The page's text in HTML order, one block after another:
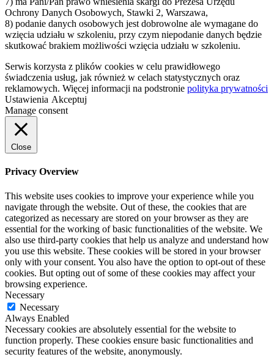
Ochrony Danych Osobowych, Stawki 2, Warszawa,
8) podanie danych osobowych jest dobrowolne ale wymagane do
wzięcia udziału w szkoleniu, przy czym niepodanie danych będzie
skutkować brakiem możliwości wzięcia udziału w szkoleniu.
Serwis korzysta z plików cookies w celu prawidłowego
świadczenia usług, jak również w celach statystycznych oraz
reklamowych. Więcej informacji na podstronie polityka prywatności
Ustawienia Akceptuj
Manage consent
Close
Privacy Overview
This website uses cookies to improve your experience while you
navigate through the website. Out of these, the cookies that are
categorized as necessary are stored on your browser as they are
essential for the working of basic functionalities of the website. We
also use third-party cookies that help us analyze and understand how
you use this website. These cookies will be stored in your browser
only with your consent. You also have the option to opt-out of these
cookies. But opting out of some of these cookies may affect your
browsing experience.
Necessary
Necessary
Always Enabled
Necessary cookies are absolutely essential for the website to
function properly. These cookies ensure basic functionalities and
security features of the website, anonymously.